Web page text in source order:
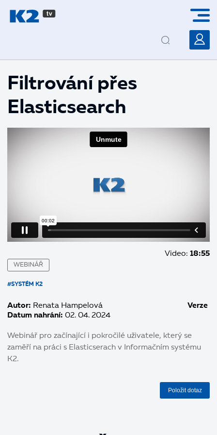
Filtrování přes
Elasticsearch
Video: 18:55
WEBINÁŘ
#SYSTÉM K2
Autor: Renata Hampelová
Datum nahrání: 02. 04. 2024
Verze
Webinář pro začínající i pokročilé uživatele, který se
zaměří na práci s Elasticserach v Informačním systému
K2.
Položit dotaz